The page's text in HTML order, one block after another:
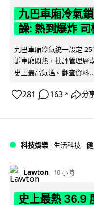
九巴車廂冷氣
譟: 熱到爆炸
九巴車廂冷氣統一設定
訴車廂悶熱，批評管理層
史上最高氣溫。翻查資料...
281 163 ↗ 分
科技娛樂 生活科技
Lawton 10 小時
史上最熱 36.9